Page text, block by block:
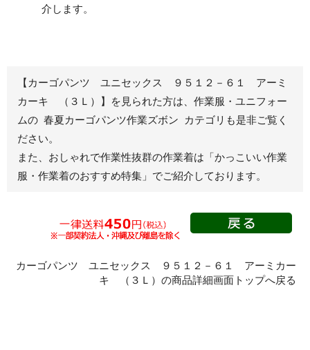
ブルゾン
ジャンパー
秋冬長袖
スモック
春夏半袖
ア
介します。
【カーゴパンツ ユニセックス ９５１２－６１ アーミ
カーキ （３Ｌ）】を見られた方は、作業服・ユニフォー
ムの 春夏カーゴパンツ作業ズボン カテゴリも是非ご覧く
ださい。
また、おしゃれで作業性抜群の作業着は 「かっこいい作業
服・作業着のおすすめ特集」 でご紹介しております。
カーゴパンツ ユニセックス ９５１２－６１ アーミカー
キ （３Ｌ）の商品詳細画面トップへ戻る